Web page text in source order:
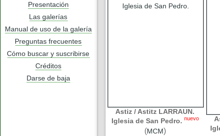
Presentación
Las galerías
Manual de uso de la galería
Preguntas frecuentes
Cómo buscar y suscribirse
Créditos
Darse de baja
Astiz / Astitz LARRAUN.
Iglesia de San Pedro. nuevo
(MCM)